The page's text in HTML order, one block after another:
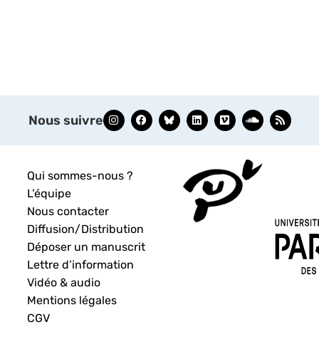
Nous suivre
Qui sommes-nous ?
L’équipe
Nous contacter
Diffusion/Distribution
Déposer un manuscrit
Lettre d’information
Vidéo & audio
Mentions légales
CGV